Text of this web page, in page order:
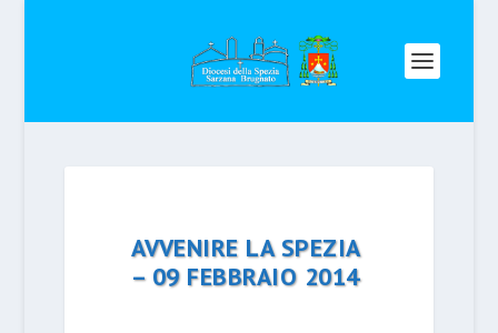
AVVENIRE LA SPEZIA
– 09 FEBBRAIO 2014